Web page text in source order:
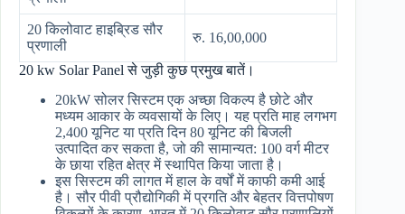
20 किलोवाट हाइब्रिड सौर
प्रणाली
रु. 16,00,000
20 kw Solar Panel से जुड़ी कुछ प्रमुख बातें।
20kW सोलर सिस्टम एक अच्छा विकल्प है छोटे और
मध्यम आकार के व्यवसायों के लिए। यह प्रति माह लगभग
2,400 यूनिट या प्रति दिन 80 यूनिट की बिजली
उत्पादित कर सकता है, जो की सामान्यत: 100 वर्ग मीटर
के छाया रहित क्षेत्र में स्थापित किया जाता है।
इस सिस्टम की लागत में हाल के वर्षों में काफी कमी आई
है। सौर पीवी प्रौद्योगिकी में प्रगति और बेहतर वित्तपोषण